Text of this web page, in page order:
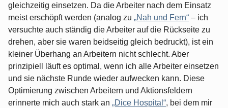
gleichzeitig einsetzen. Da die Arbeiter nach dem Einsatz
meist erschöpft werden (analog zu „Nah und Fern“ – ich
versuchte auch ständig die Arbeiter auf die Rückseite zu
drehen, aber sie waren beidseitig gleich bedruckt), ist ein
kleiner Überhang an Arbeitern nicht schlecht. Aber
prinzipiell läuft es optimal, wenn ich alle Arbeiter einsetzen
und sie nächste Runde wieder aufwecken kann. Diese
Optimierung zwischen Arbeitern und Aktionsfeldern
erinnerte mich auch stark an „Dice Hospital“, bei dem mir